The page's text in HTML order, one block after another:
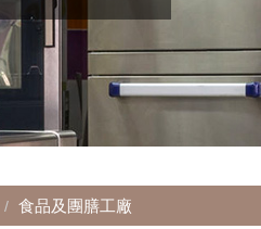
食品及團膳工廠